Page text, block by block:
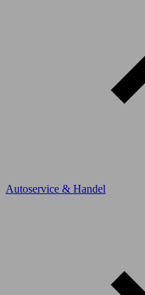
Autoservice & Handel